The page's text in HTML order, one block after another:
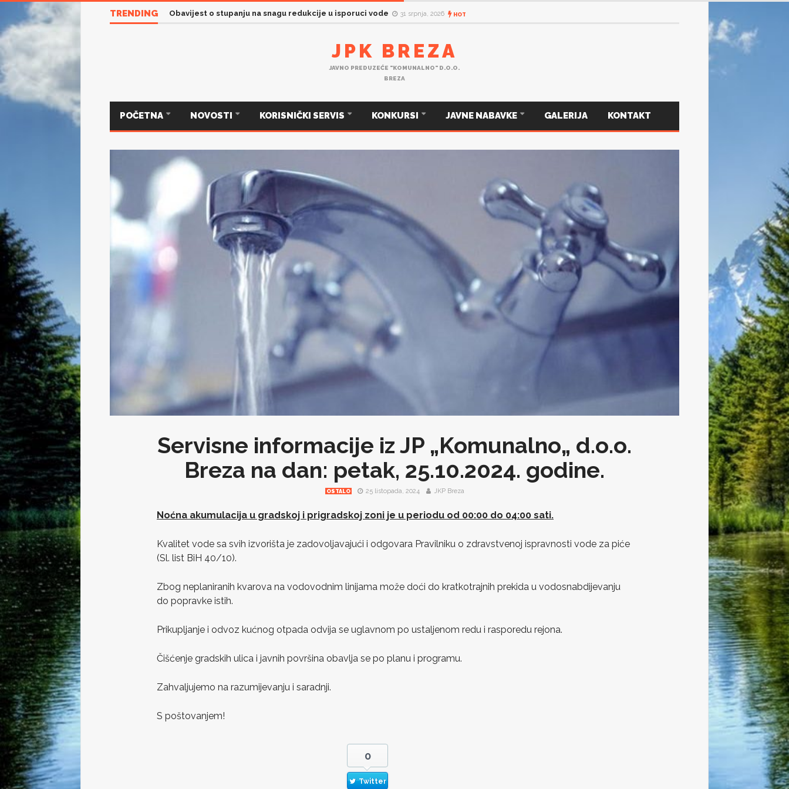
TRENDING Obavijest o stupanju na snagu redukcije u isporuci vode 31 srpnja, 2026 HOT
JPK BREZA
JAVNO PREDUZEĆE "KOMUNALNO" D.O.O.
BREZA
POČETNA NOVOSTI KORISNIČKI SERVIS KONKURSI JAVNE NABAVKE GALERIJA KONTAKT
Servisne informacije iz JP „Komunalno„ d.o.o.
Breza na dan: petak, 25.10.2024. godine.
OSTALO 25 listopada, 2024 JKP Breza
Noćna akumulacija u gradskoj i prigradskoj zoni je u periodu od 00:00 do 04:00 sati.
Kvalitet vode sa svih izvorišta je zadovoljavajući i odgovara Pravilniku o zdravstvenoj ispravnosti vode za piće
(Sl. list BiH 40/10).
Zbog neplaniranih kvarova na vodovodnim linijama može doći do kratkotrajnih prekida u vodosnabdijevanju
do popravke istih.
Prikupljanje i odvoz kućnog otpada odvija se uglavnom po ustaljenom redu i rasporedu rejona.
Čišćenje gradskih ulica i javnih površina obavlja se po planu i programu.
Zahvaljujemo na razumijevanju i saradnji.
S poštovanjem!
0
Twitter